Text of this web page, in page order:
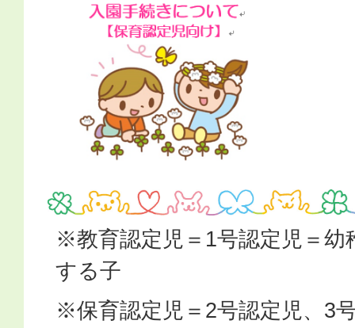
※教育認定児＝1号認定児＝幼
する子
※保育認定児＝2号認定児、3